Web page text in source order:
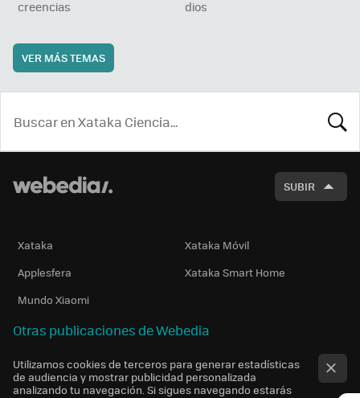
creencias
dios
VER MÁS TEMAS
SUBIR
Xataka
Xataka Móvil
Applesfera
Xataka Smart Home
Mundo Xiaomi
Otras publicaciones de Webedia
Utilizamos cookies de terceros para generar estadísticas
de audiencia y mostrar publicidad personalizada
analizando tu navegación. Si sigues navegando estarás